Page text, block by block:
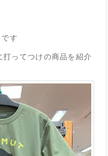
す
ってつけの商品を紹介